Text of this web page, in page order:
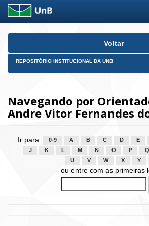
Skip
Voltar
REPOSITÓRIO INSTITUCIONAL DA UNB
Navegando por
Andre Vitor Fernandes
Ir para: 0-9 A B C D E
J
K L M N O P Q
U
V W X Y
ou entre com as primeiras